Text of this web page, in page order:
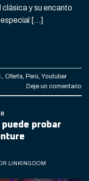
clásica y su encanto
especial […]
, Oferta, Perú, Youtuber
Deje un comentario
puede probar
LINKINGDOM